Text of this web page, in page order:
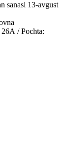
sanasi 13-avgust
26А / Pochta: